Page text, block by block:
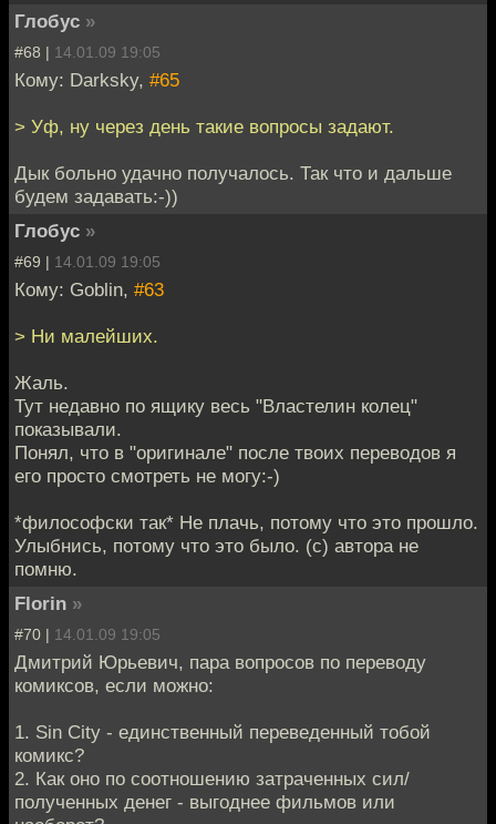
Глобус »
#68 | 14.01.09 19:05
Кому: Darksky, #65
> Уф, ну через день такие вопросы задают.
Дык больно удачно получалось. Так что и дальше
будем задавать:-))
Глобус »
#69 | 14.01.09 19:05
Кому: Goblin, #63
> Ни малейших.
Жаль.
Тут недавно по ящику весь "Властелин колец"
показывали.
Понял, что в "оригинале" после твоих переводов я
его просто смотреть не могу:-)
*философски так* Не плачь, потому что это прошло.
Улыбнись, потому что это было. (с) автора не
помню.
Florin »
#70 | 14.01.09 19:05
Дмитрий Юрьевич, пара вопросов по переводу
комиксов, если можно:
1. Sin City - единственный переведенный тобой
комикс?
2. Как оно по соотношению затраченных сил/
полученных денег - выгоднее фильмов или